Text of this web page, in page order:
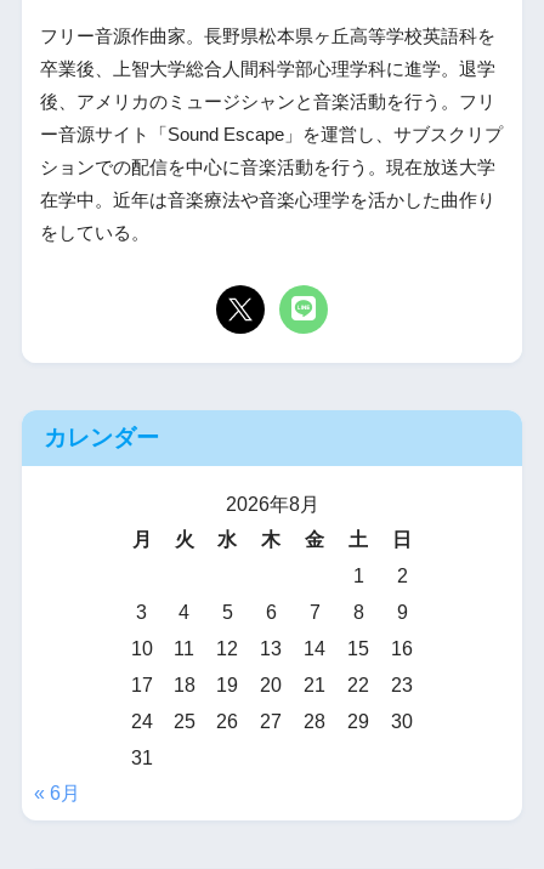
フリー音源作曲家。長野県松本県ヶ丘高等学校英語科を
卒業後、上智大学総合人間科学部心理学科に進学。退学
後、アメリカのミュージシャンと音楽活動を行う。フリ
ー音源サイト「Sound Escape」を運営し、サブスクリプ
ションでの配信を中心に音楽活動を行う。現在放送大学
在学中。近年は音楽療法や音楽心理学を活かした曲作り
をしている。
カレンダー
2026年8月
月
火 水 木 金 土
日
1
2
3
4 5 6 7 8
9
10
11 12 13 14 15
16
17
18 19 20 21 22
23
24
25 26 27 28 29
30
31
« 6月